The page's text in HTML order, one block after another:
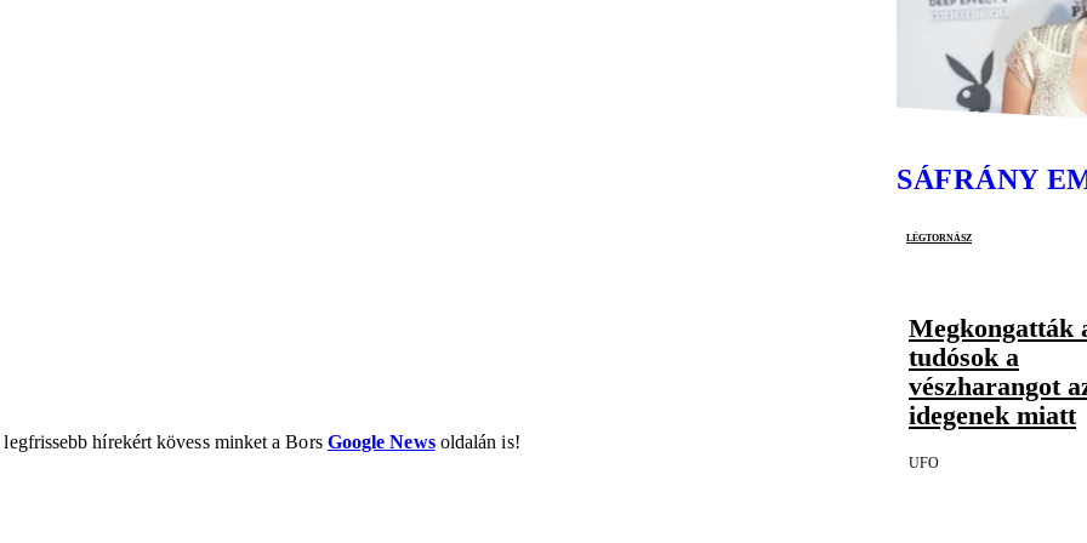
hírekért kövess minket a Bors Google Newsoldalán is!
SÁFRÁNY
légtornász
Megkongatták
tudósok a
vészharangot
idegenek miatt
UFO